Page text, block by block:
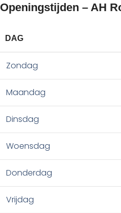
Openingstijden – AH
DAG
Zondag
Maandag
Dinsdag
Woensdag
Donderdag
Vrijdag